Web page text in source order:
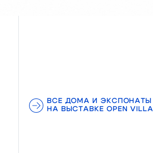
ВСЕ ДОМА И ЭКСПОНАТЫ
НА ВЫСТАВКЕ OPEN